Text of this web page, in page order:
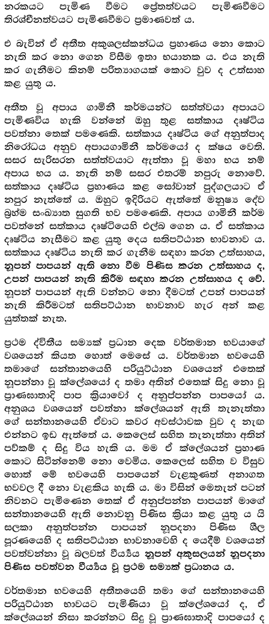
නරකයට පැමිණ වීමට ප්‍රේතත්වයට පැමිණවීමට
තිරශ්චීනත්වයට පැමිණවීමට ප්‍ර‍මාණවත් ය.
එ බැවින් ඒ අතීත අකුශලස්කන්ධය ප්‍ර‍හාණය නො කොට
නැති කර නො ගෙන විසීම ඉතා භයානක ය. එය නැති
කර ගැනීමට කිනම් පරිත්‍යාගයක් කොට වුව ද උත්සාහ
කළ යුතු ය.
අතීත වූ අපාය ගාමිනී කර්මයන්ට සත්ත්වයා අපායට
පැමිණවිය හැකි වන්නේ ඔහු තුළ සත්කාය දෘෂ්ටිය
පවත්නා තෙක් පමණෙකි. සත්කාය දෘෂ්ටිය ගේ අනුත්පාද
නිරෝධය අනුව අපායගාමිනී කර්මයෝ ද ක්ෂය වෙති.
සසර සැරිසරන සත්ත්වයාට ඇත්තා වූ මහා භය නම්
අපාය භය ය. නැති නම් සසර එතරම් නපුරු නොවේ.
සත්කාය දෘෂ්ටිය ප්‍ර‍හාණය කළ සෝවාන් පුද්ගලයාට ඒ
නපුර නැත්තේ ය. ඔහුට ඉදිරියට ඇත්තේ මනුෂ්‍ය දේව
බ්‍ර‍හ්ම සංඛ්‍යාත සුගති භව පමණෙකි. අපාය ගාමිනී කර්ම
පවත්නේ සත්කාය දෘෂ්ටියෙහි එල්බ ගෙන ය. ඒ සත්කාය
දෘෂ්ටිය නැසීමට කළ යුතු දෙය සතිපට්ඨාන භාවනාව ය.
සත්කාය දෘෂ්ටිය නැති කර ගැනීම සඳහා කරන උත්සාහය,
නූපන් පාපයන් ඇති නො වීම පිණිස කරන උත්සාහය ද,
උපන් පාපයන් නැති කිරීම සඳහා කරන උත්සාහය ද වේ.
නූපන් පාපයන් ඇති වන්නට නො දීමටත් උපන් පාපයන්
නැති කිරීමටත් සතිපට්ඨාන භාවනාව හැර අන් කළ
යුත්තක් නැත.
ප්‍ර‍ථම ද්විතීය සම්‍යක් ප්‍ර‍ධාන දෙක වර්තමාන භවයාගේ
වශයෙන් කියත හොත් මෙසේ ය. වර්තමාන භවයෙහි
තමාගේ සන්තානයෙහි පරියුට්ඨාන වශයෙන් එතෙක්
නූපන්නා වූ ක්ලේශයෝ ද තමා අතින් එතෙක් සිදු නො වූ
ප්‍රාණඝාතාදි පාප ක්‍රියාවෝ ද අනුප්පන්න පාපයෝ ය.
අනුශය වශයෙන් පවත්නා ක්ලේශයන් ඇති තැනැත්තා
ගේ සන්තානයෙහි ඒවාට කවර අවස්ථාවක වුව ද නැඟ
එන්නට ඉඩ ඇත්තේ ය. කෙලෙස් සහිත තැනැත්තා අතින්
පව්කම් ද සිදු විය හැකි ය. මම ඒ ක්ලේශයන් ප්‍ර‍හාණ
කොට සිටින්නෙම් නො වෙමිය. කෙලෙස් සහිත ව විසුව
හොත් මේ භවයෙහි පාපයෙන් වැළකුණත් අනාගත
භවවල දී නො වැළකිය හැකි ය. මා විසින් මෙතැන් පටන්
නිවනට පැමිණෙන තෙක් ඒ අනුප්පන්න පාපයන් මාගේ
සන්තානයෙහි ඇති නොවනු පිණිස ක්‍රියා කළ යුතු ය යි
සලකා අනුත්පන්න පාපයන් නූපදනා පිණිස ශීල
පූරණයෙහි ද සතිපට්ඨාන භාවනාවෙහි ද යෙදීම් වශයෙන්
පවත්වන්නා වූ බලවත් වීර්‍ය්‍යයනූපන් අකුසලයන් නූපදනා
පිණිස පවත්වන වීර්‍ය්‍යය වූ ප්‍ර‍ථම සම්‍යක් ප්‍ර‍ධානය ය.
වර්තමාන භවයෙහි අතීතයෙහි තමා ගේ සන්තානයෙහි
පරියුට්ඨාන භාවයට පැමිණියා වූ ක්ලේශයෝ ද, ඒ
ක්ලේශයන් නිසා කරන්නට සිදු වූ ප්‍රාණඝාතාදි පාපයෝ ද